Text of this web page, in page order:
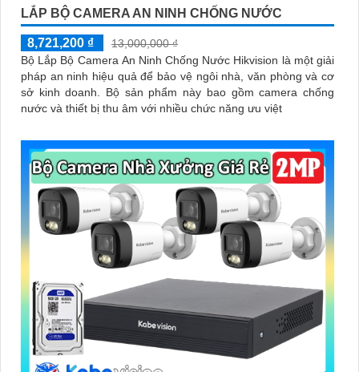
LẮP BỘ CAMERA AN NINH CHỐNG NƯỚC
8,721,200 ₫
13,000,000 ₫
Bộ Lắp Bộ Camera An Ninh Chống Nước Hikvision là một giải
pháp an ninh hiệu quả để bảo vệ ngôi nhà, văn phòng và cơ
sở kinh doanh. Bộ sản phẩm này bao gồm camera chống
nước và thiết bị thu âm với nhiều chức năng ưu việt